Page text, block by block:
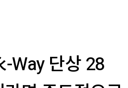
-Way 단상 28